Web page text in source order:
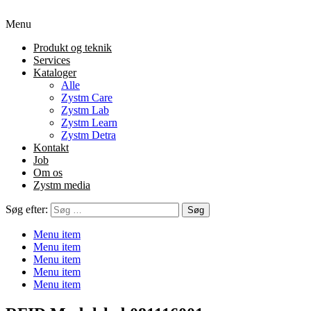
Menu
Produkt og teknik
Services
Kataloger
Alle
Zystm Care
Zystm Lab
Zystm Learn
Zystm Detra
Kontakt
Job
Om os
Zystm media
Søg efter:
Menu item
Menu item
Menu item
Menu item
Menu item